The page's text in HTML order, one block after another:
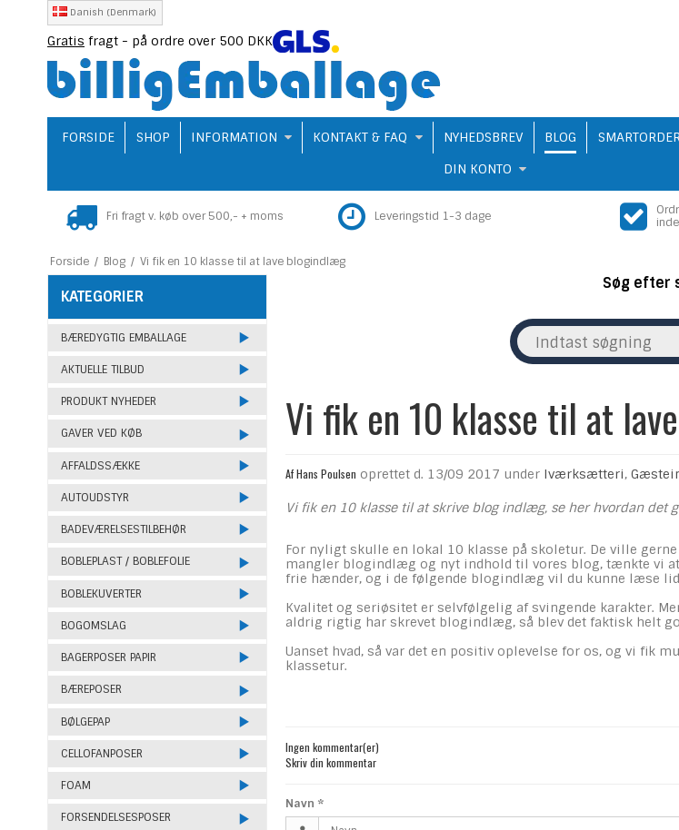
Danish (Denmark)
Gratis fragt - på ordre over 500 DKK
FORSIDE SHOP INFORMATION KONTAKT & FAQ NYHEDSBREV BLOG SMARTORDER
DIN KONTO
Fri fragt v. køb over 500,- + moms Leveringstid 1-3 dage
Forside / Blog / Vi fik en 10 klasse til at lave blogindlæg
KATEGORIER
BÆREDYGTIG EMBALLAGE
AKTUELLE TILBUD
PRODUKT NYHEDER
GAVER VED KØB
AFFALDSSÆKKE
AUTOUDSTYR
BADEVÆRELSESTILBEHØR
BOBLEPLAST / BOBLEFOLIE
BOBLEKUVERTER
BOGOMSLAG
BAGERPOSER PAPIR
BÆREPOSER
BØLGEPAP
CELLOFANPOSER
FOAM
FORSENDELSESPOSER
Søg efter
Vi fik en 10 klasse til at
AfHans Poulsen oprettet d. 13/09 2017 under Iværksætteri,
Vi fik en 10 klasse til at skrive blog indlæg, se her hvordan det
For nyligt skulle en lokal 10 klasse på skoletur. De ville
mangler blogindlæg og nyt indhold til vores blog, tænkte vi
frie hænder, og i de følgende blogindlæg vil du kunne læse
Kvalitet og seriøsitet er selvfølgelig af svingende karakter.
aldrig rigtig har skrevet blogindlæg, så blev det faktisk helt
Uanset hvad, så var det en positiv oplevelse for os, og vi fik
klassetur.
Ingen kommentar(er)
Skriv din kommentar
Navn *